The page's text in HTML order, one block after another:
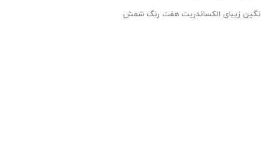
نگین زیبای الکساندریت هفت رنگ شمش